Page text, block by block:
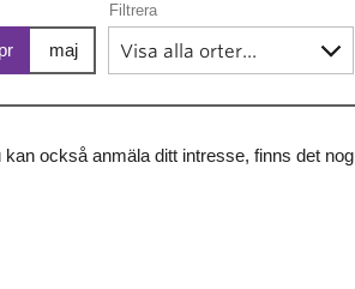
maj
Filtrera
också anmäla ditt intresse, finns det nog